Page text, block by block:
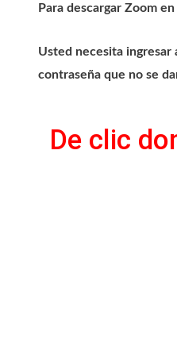
Para descargar Zoom
Usted necesita ingresar
contraseña que no se
De clic